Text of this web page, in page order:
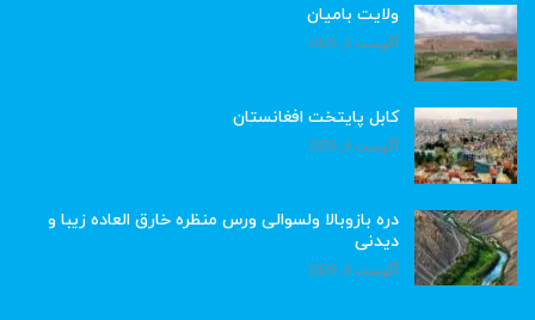
ولایت بامیان
آگوست 6, 2026
کابل پایتخت افغانستان
آگوست 6, 2026
دره بازوبالا ولسوالی ورس منظره خارق العاده زیبا و
دیدنی
آگوست 6, 2026